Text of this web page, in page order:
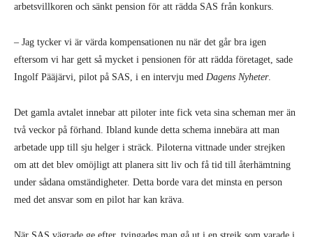
arbetsvillkoren och sänkt pension för att rädda SAS från konkurs.
– Jag tycker vi är värda kompensationen nu när det går bra igen
eftersom vi har gett så mycket i pensionen för att rädda företaget, sade
Ingolf Pääjärvi, pilot på SAS, i en intervju med Dagens Nyheter.
Det gamla avtalet innebar att piloter inte fick veta sina scheman mer än
två veckor på förhand. Ibland kunde detta schema innebära att man
arbetade upp till sju helger i sträck. Piloterna vittnade under strejken
om att det blev omöjligt att planera sitt liv och få tid till återhämtning
under sådana omständigheter. Detta borde vara det minsta en person
med det ansvar som en pilot har kan kräva.